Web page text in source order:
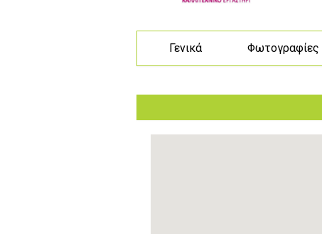
Γενικά Φωτογραφίες